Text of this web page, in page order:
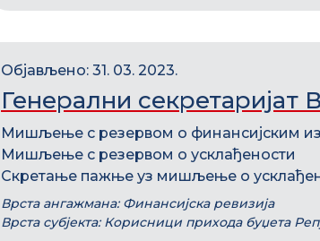
Објављено: 31. 03. 2023.
Генерални
Мишљење с резервом о финансијским
Мишљење с резервом о усклађености
Скретање пажње уз мишљење о
Врста ангажмана: Финансијска ревизија
Врста субјекта: Корисници прихода буџета